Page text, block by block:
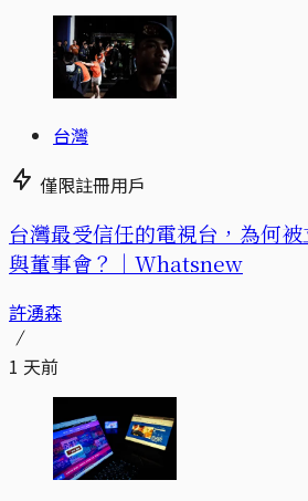
台灣
僅限註冊用戶
台灣最受信任的電視台，為何
與董事會？｜Whatsnew
許湧森
1 天前